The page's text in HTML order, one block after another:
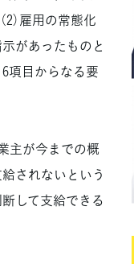
）雇用の常態化
があったものと
項目からなる要
主が今までの概
されないという
して支給できる